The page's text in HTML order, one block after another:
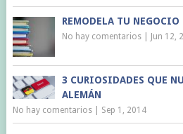
REMODELA TU NEGOCIO
No hay comentarios| Jun 12,
3 CURIOSIDADES QUE
ALEMÁN
No hay comentarios| Sep 1, 2014